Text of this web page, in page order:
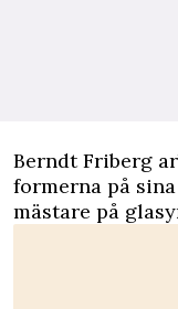
Berndt Friberg
formerna på
mästare på